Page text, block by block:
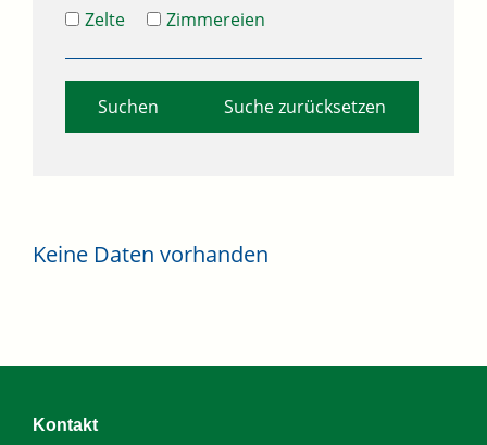
Zelte
Zimmereien
Suche zurücksetzen
Keine Daten vorhanden
Kontakt